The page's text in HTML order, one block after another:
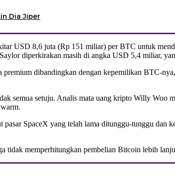
Dia Jiper
USD 8,6 juta (Rp 151 miliar) per BTC untuk
diperkirakan masih di angka USD 5,4 miliar,
dibandingkan dengan kepemilikan BTC-
semua setuju. Analis mata uang kripto Willy Woo
SpaceX yang telah lama ditunggu-tunggu
tidak memperhitungkan pembelian Bitcoin lebih